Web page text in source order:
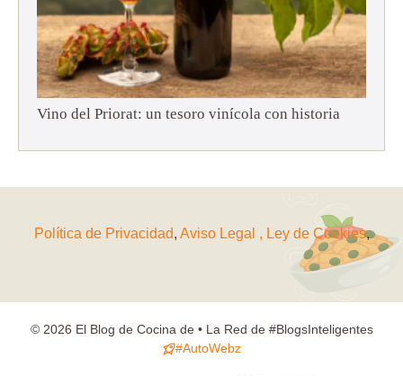
Vino del Priorat: un tesoro vinícola con historia
Política de Privacidad, Aviso Legal , Ley de Cookies,
© 2026 El Blog de Cocina de • La Red de #BlogsInteligentes
#AutoWebz